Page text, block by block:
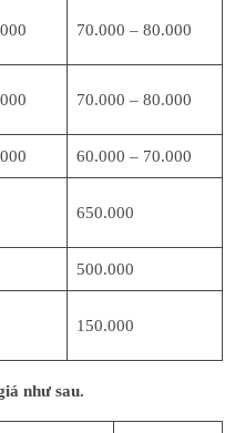
70.000 – 80.000
70.000 – 80.000
60.000 – 70.000
650.000
500.000
150.000
như sau.